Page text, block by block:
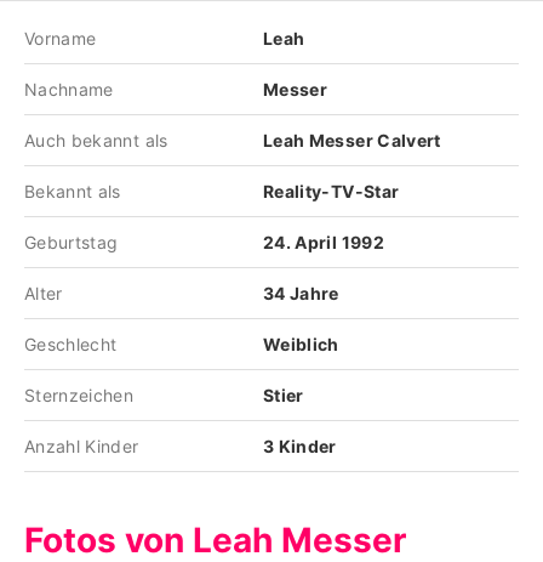
Utiq verwalten
Vorname Leah
Nachname Messer
Auch bekannt als Leah Messer Calvert
Bekannt als Reality-TV-Star
Geburtstag 24. April 1992
Alter 34 Jahre
Geschlecht Weiblich
Sternzeichen Stier
Anzahl Kinder 3 Kinder
Fotos von Leah Messer